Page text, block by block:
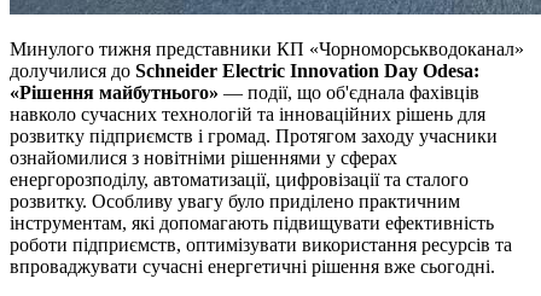
Минулого тижня представники КП «Чорноморськводоканал»
долучилися до Schneider Electric Innovation Day Odesa:
«Рішення майбутнього» — події, що об'єднала фахівців
навколо сучасних технологій та інноваційних рішень для
розвитку підприємств і громад. Протягом заходу учасники
ознайомилися з новітніми рішеннями у сферах
енергорозподілу, автоматизації, цифровізації та сталого
розвитку. Особливу увагу було приділено практичним
інструментам, які допомагають підвищувати ефективність
роботи підприємств, оптимізувати використання ресурсів та
впроваджувати сучасні енергетичні рішення вже сьогодні.